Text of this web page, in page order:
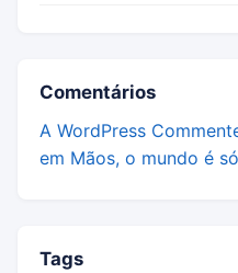
Comentários
A WordPress
em Mãos, o mundo é
Tags